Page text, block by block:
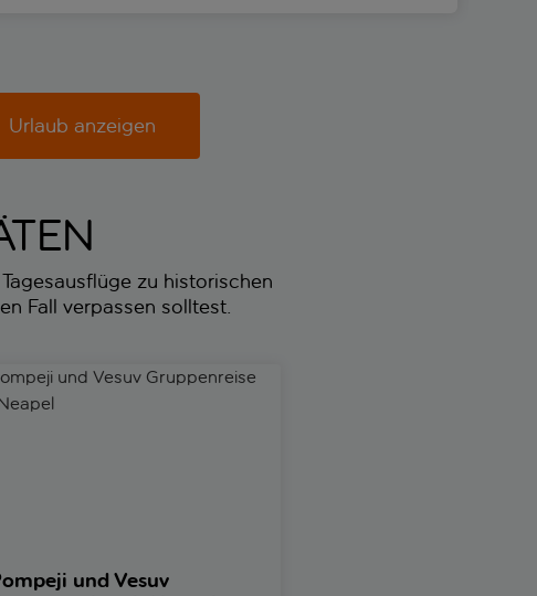
Urlaub anzeigen
zu historischen
Fall verpassen solltest.
und Vesuv Gruppenreise ab Neapel
und Vesuv